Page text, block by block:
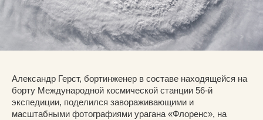
Александр Герст, бортинженер в составе находящейся на
борту Международной космической станции 56-й
экспедиции, поделился завораживающими и
масштабными фотографиями урагана «Флоренс», на